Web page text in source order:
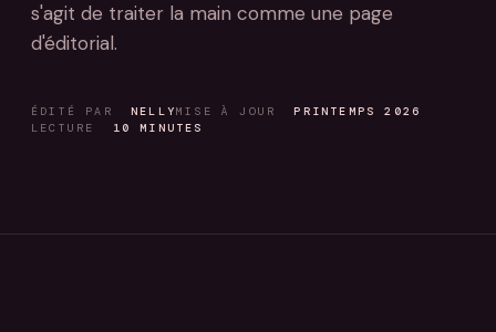
s'agit de traiter la main comme une page
d'éditorial.
ÉDITÉ PAR NELLYMISE À JOUR
PRINTEMPS 2026
LECTURE
10 MINUTES